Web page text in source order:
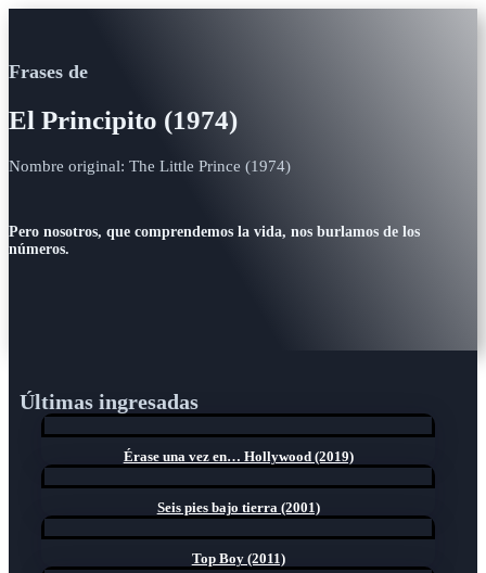
Frases de
El Principito (1974)
Nombre original: The Little Prince (1974)
Pero nosotros, que comprendemos la vida, nos burlamos de los
números.
Últimas ingresadas
Érase una vez en… Hollywood (2019)
Seis pies bajo tierra (2001)
Top Boy (2011)